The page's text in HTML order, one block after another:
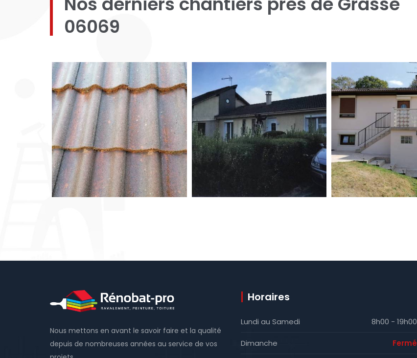
06069
Nous mettons en avant le savoir faire et la qualité
depuis de nombreuses années au service de vos
Horaires
Lundi au Samedi 8h00 - 19h00
Dimanche Fermé